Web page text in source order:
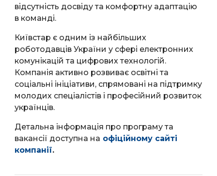
відсутність досвіду та комфортну адаптацію
в команді.
Київстар є одним із найбільших
роботодавців України у сфері електронних
комунікацій та цифрових технологій.
Компанія активно розвиває освітні та
соціальні ініціативи, спрямовані на підтримку
молодих спеціалістів і професійний розвиток
українців.
Детальна інформація про програму та
вакансії доступна на офіційному сайті
компанії.